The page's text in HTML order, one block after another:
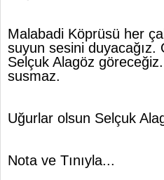
Malabadi Köprüsü her
suyun sesini
Selçuk Alagöz
susmaz.
Uğurlar olsun Selçuk
Nota ve Tınıyla...